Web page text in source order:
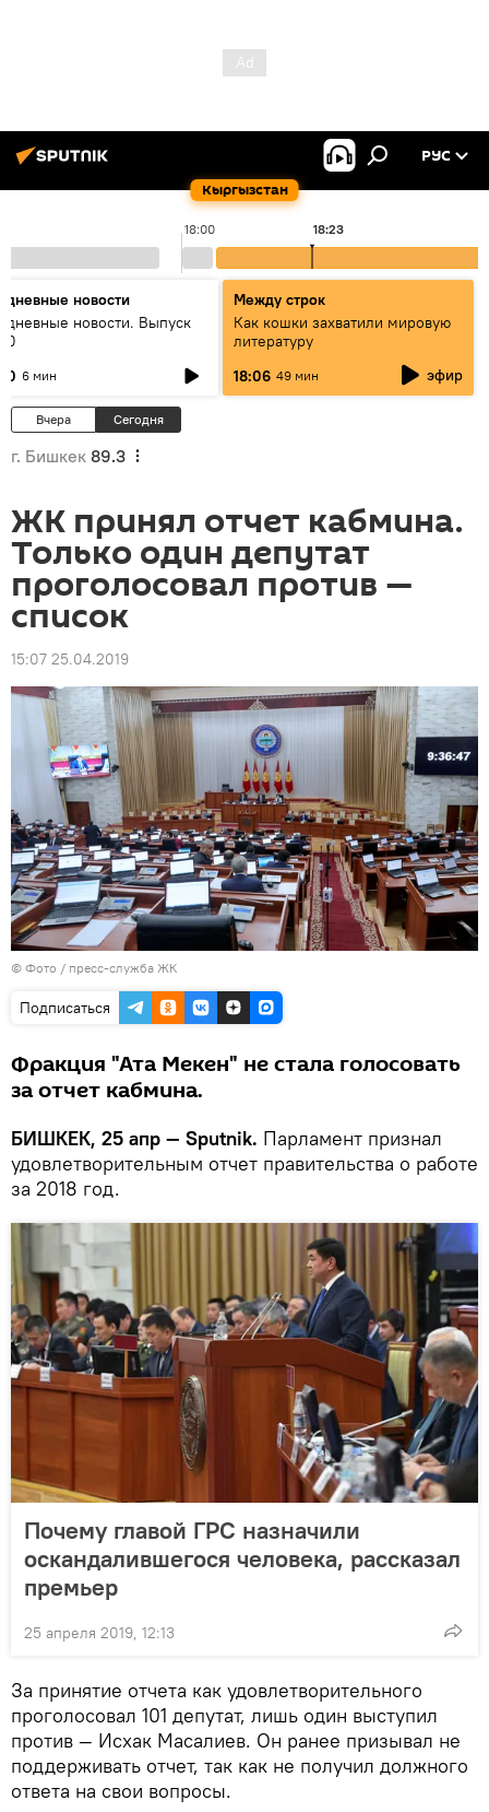
Кыргызстан
РУС
18:00 18:23
новости
новости. Выпуск
6 мин
Между строк
Как кошки захватили мировую
литературу
18:06 49 мин эфир
Вчера Сегодня
г. Бишкек 89.3
ЖК принял отчет кабмина.
Только один депутат
проголосовал против —
список
15:07 25.04.2019
© Фото / пресс-служба ЖК
Подписаться
Фракция "Ата Мекен" не стала голосовать
за отчет кабмина.
БИШКЕК, 25 апр — Sputnik. Парламент признал
удовлетворительным отчет правительства о работе
за 2018 год.
Почему главой ГРС назначили
оскандалившегося человека, рассказал
премьер
25 апреля 2019, 12:13
За принятие отчета как удовлетворительного
проголосовал 101 депутат, лишь один выступил
против — Исхак Масалиев. Он ранее призывал не
поддерживать отчет, так как не получил должного
ответа на свои вопросы.